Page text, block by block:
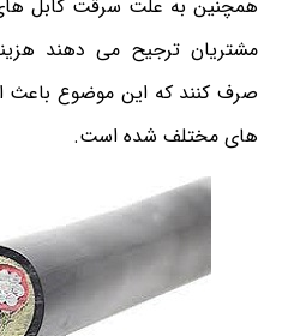
همچنین به علت سرقت کابل
مشتریان ترجیح می دهند
صرف کنند که این موضوع باعث
های مختلف شده است.